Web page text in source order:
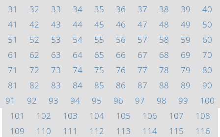
31
32 33 34 35 36 37 38 39
40
41
42 43 44 45 46 47 48 49
50
51
52 53 54 55 56 57 58 59
60
61
62 63 64 65 66 67 68 69
70
71
72 73 74 75 76 77 78 79
80
81
82 83 84 85 86 87 88 89
90
91
92 93 94 95 96 97 98 99
100
101
102 103 104 105 106 107
108
109
110 111 112 113 114 115
116